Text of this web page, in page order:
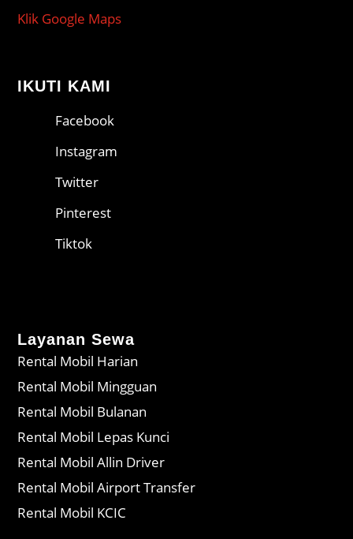
Klik Google Maps
IKUTI KAMI
Facebook
Instagram
Twitter
Pinterest
Tiktok
Layanan Sewa
Rental Mobil Harian
Rental Mobil Mingguan
Rental Mobil Bulanan
Rental Mobil Lepas Kunci
Rental Mobil Allin Driver
Rental Mobil Airport Transfer
Rental Mobil KCIC